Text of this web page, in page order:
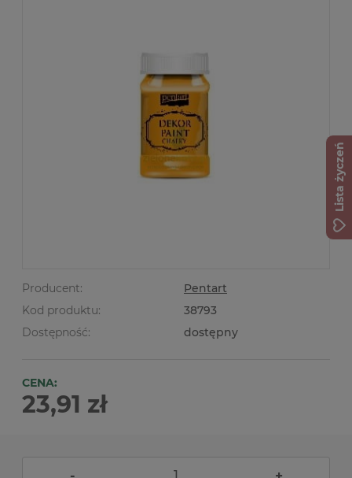
Producent:
Pentart
Kod produktu:
38793
Dostępność:
dostępny
CENA:
23,91 zł
Lista życzeń